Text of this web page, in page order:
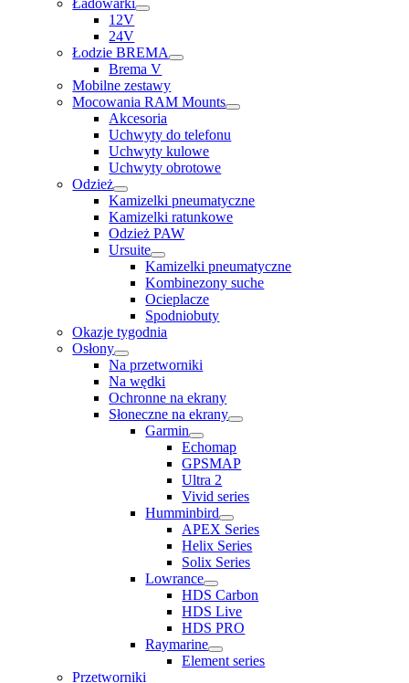
Ładowarki
12V
24V
Łodzie BREMA
Brema V
Mobilne zestawy
Mocowania RAM Mounts
Akcesoria
Uchwyty do telefonu
Uchwyty kulowe
Uchwyty obrotowe
Odzież
Kamizelki pneumatyczne
Kamizelki ratunkowe
Odzież PAW
Ursuite
Kamizelki pneumatyczne
Kombinezony suche
Ocieplacze
Spodniobuty
Okazje tygodnia
Osłony
Na przetworniki
Na wędki
Ochronne na ekrany
Słoneczne na ekrany
Garmin
Echomap
GPSMAP
Ultra 2
Vivid series
Humminbird
APEX Series
Helix Series
Solix Series
Lowrance
HDS Carbon
HDS Live
HDS PRO
Raymarine
Element series
Przetworniki